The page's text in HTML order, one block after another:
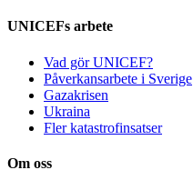
UNICEFs arbete
Vad gör UNICEF?
Påverkansarbete i Sverige
Gazakrisen
Ukraina
Fler katastrofinsatser
Om oss